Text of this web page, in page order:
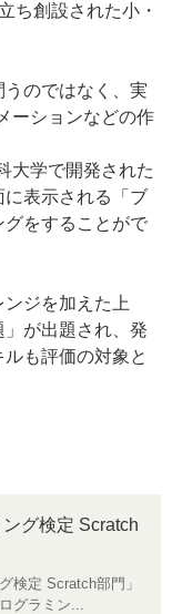
ち創設された小・
のではなく、実
ーションなどの作
大学で開発された
表示される「ブ
グをすることがで
ジを加えた上
が出題され、発
も評価の対象と
グ検定 Scratch
検定 Scratch部門」
グラミン...